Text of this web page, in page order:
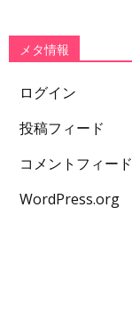
メタ情報
ログイン
投稿フィード
コメントフィード
WordPress.org